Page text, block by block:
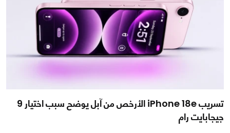
تسريب iPhone 18e الأرخص من آبل يوضح سبب اختيار 9
جيجابايت رام